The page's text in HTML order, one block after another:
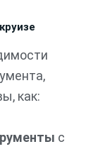
как:
с